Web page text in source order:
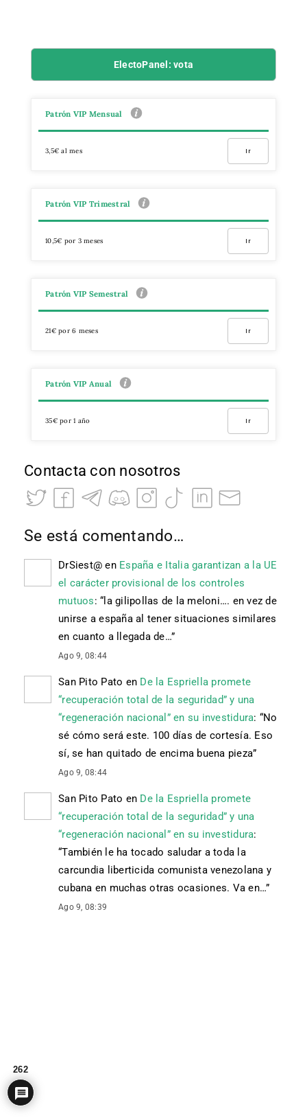
ElectoPanel: vota
Patrón VIP Mensual
3,5€ al mes Ir
Patrón VIP Trimestral
10,5€ por 3 meses Ir
Patrón VIP Semestral
21€ por 6 meses Ir
Patrón VIP Anual
35€ por 1 año Ir
Contacta con nosotros
Se está comentando…
DrSiest@ en España e Italia garantizan a la UE
el carácter provisional de los controles
mutuos: “ la gilipollas de la meloni…. en vez de
unirse a españa al tener situaciones similares
en cuanto a llegada de…”
Ago 9, 08:44
San Pito Pato en De la Espriella promete
“recuperación total de la seguridad” y una
“regeneración nacional” en su investidura: “No
sé cómo será este. 100 días de cortesía. Eso
sí, se han quitado de encima buena pieza”
Ago 9, 08:44
San Pito Pato en De la Espriella promete
“recuperación total de la seguridad” y una
“regeneración nacional” en su investidura:
“También le ha tocado saludar a toda la
carcundia liberticida comunista venezolana y
cubana en muchas otras ocasiones. Va en…”
Ago 9, 08:39
262